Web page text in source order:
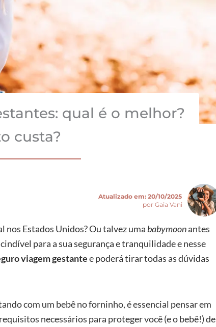
qual é o melhor?
custa?
Atualizado em: 20/10/2025
por Gaia Vani
nos Estados Unidos? Ou talvez uma babymoonantes
para a sua segurança e tranquilidade e nesse
viagem gestantee poderá tirar todas as dúvidas
com um bebê no forninho, é essencial pensar em
necessários para proteger você (e o bebê!) de